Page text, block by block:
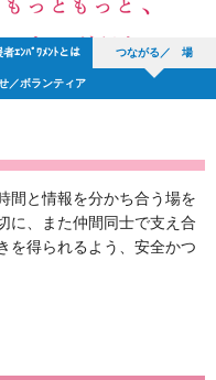
者ｴﾝﾊﾟﾜﾒﾝﾄとは つながる／ 場
／ボランティア
間と情報を分かち合う場を
に、また仲間同士で支え合
を得られるよう、安全かつ